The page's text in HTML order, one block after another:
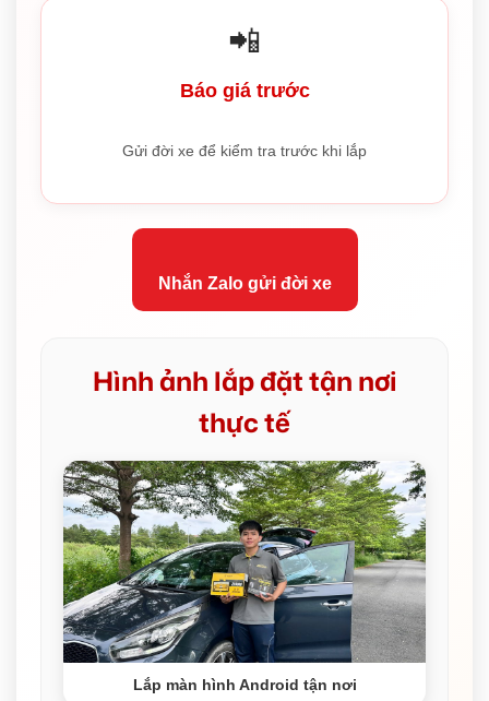
📲
Báo giá trước
Gửi đời xe để kiểm tra trước khi lắp
Nhắn Zalo gửi đời xe
Hình ảnh lắp đặt tận nơi
thực tế
Lắp màn hình Android tận nơi